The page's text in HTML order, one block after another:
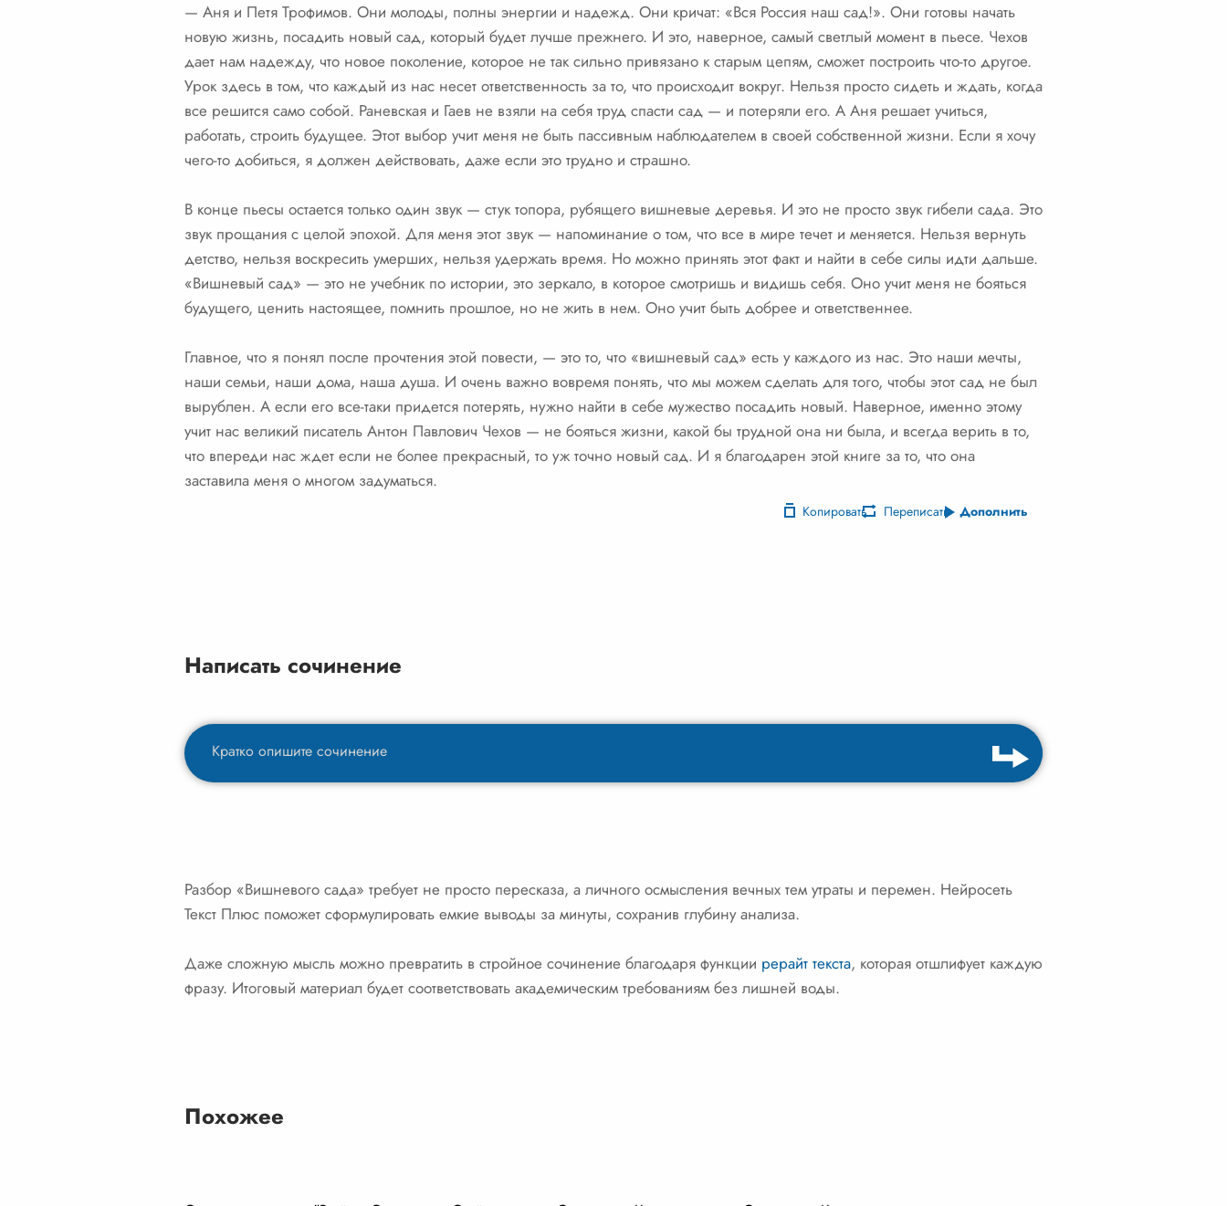
— Аня и Петя Трофимов. Они молоды, полны энергии и надежд. Они кричат: «Вся Россия наш сад!». Они готовы начать
новую жизнь, посадить новый сад, который будет лучше прежнего. И это, наверное, самый светлый момент в пьесе. Чехов
дает нам надежду, что новое поколение, которое не так сильно привязано к старым цепям, сможет построить что-то другое.
Урок здесь в том, что каждый из нас несет ответственность за то, что происходит вокруг. Нельзя просто сидеть и ждать, когда
все решится само собой. Раневская и Гаев не взяли на себя труд спасти сад — и потеряли его. А Аня решает учиться,
работать, строить будущее. Этот выбор учит меня не быть пассивным наблюдателем в своей собственной жизни. Если я хочу
чего-то добиться, я должен действовать, даже если это трудно и страшно.
В конце пьесы остается только один звук — стук топора, рубящего вишневые деревья. И это не просто звук гибели сада. Это
звук прощания с целой эпохой. Для меня этот звук — напоминание о том, что все в мире течет и меняется. Нельзя вернуть
детство, нельзя воскресить умерших, нельзя удержать время. Но можно принять этот факт и найти в себе силы идти дальше.
«Вишневый сад» — это не учебник по истории, это зеркало, в которое смотришь и видишь себя. Оно учит меня не бояться
будущего, ценить настоящее, помнить прошлое, но не жить в нем. Оно учит быть добрее и ответственнее.
Главное, что я понял после прочтения этой повести, — это то, что «вишневый сад» есть у каждого из нас. Это наши мечты,
наши семьи, наши дома, наша душа. И очень важно вовремя понять, что мы можем сделать для того, чтобы этот сад не был
вырублен. А если его все-таки придется потерять, нужно найти в себе мужество посадить новый. Наверное, именно этому
учит нас великий писатель Антон Павлович Чехов — не бояться жизни, какой бы трудной она ни была, и всегда верить в то,
что впереди нас ждет если не более прекрасный, то уж точно новый сад. И я благодарен этой книге за то, что она
заставила меня о многом задуматься.
Копировать Переписать Дополнить
Написать сочинение
Разбор «Вишневого сада» требует не просто пересказа, а личного осмысления вечных тем утраты и перемен. Нейросеть
Текст Плюс поможет сформулировать емкие выводы за минуты, сохранив глубину анализа.
Даже сложную мысль можно превратить в стройное сочинение благодаря функции рерайт текста, которая отшлифует каждую
фразу. Итоговый материал будет соответствовать академическим требованиям без лишней воды.
Похожее